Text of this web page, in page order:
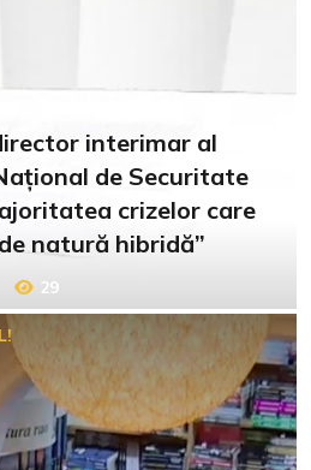
interimar al
de Securitate
crizelor care
natură hibridă”
29